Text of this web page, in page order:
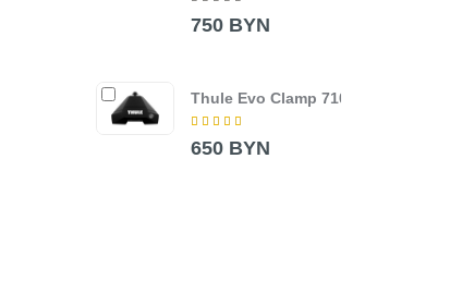
750 BYN
Thule Evo Clamp 7105
650 BYN